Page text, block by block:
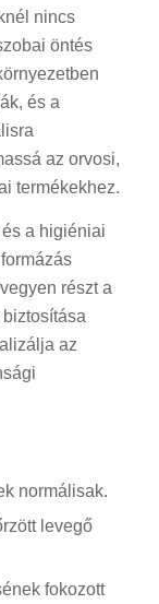
nincs
öntés
és a
az orvosi,
termékekhez.
a higiéniai
részt a
az
normálisak.
levegő
fokozott